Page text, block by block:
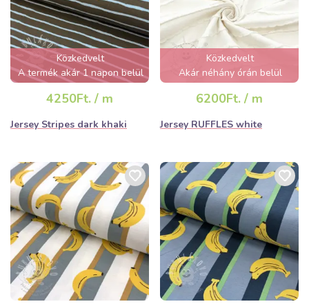
Közkedvelt
A termék akár 1 napon belül
elfogyhat!
4250Ft. / m
Jersey Stripes dark khaki
Közkedvelt
Akár néhány órán belül
elfogyhat!
6200Ft. / m
Jersey RUFFLES white